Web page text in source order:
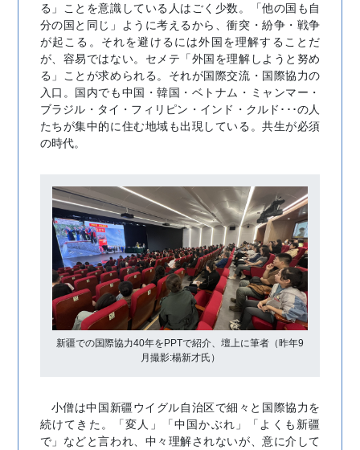
る」ことを意識している人はごく少数。「他の国も自
分の国と同じ」ように考えるから、衝突・紛争・戦争
が起こる。それを避けるには外国を理解することだ
が、容易ではない。セメテ「外国を理解しようと努め
る」ことが求められる。それが国際交流・国際協力の
入口。国内でも中国・韓国・ベトナム・ミャンマー・
ブラジル・タイ・フィリピン・インド・クルド･･･の人
たちが集中的に住む地域も出現している。共生が必須
の時代。
新疆での国際協力40年をPPTで紹介、壇上に筆者（昨年9
月撮影:楊新才氏）
小僧は中国新疆ウイグル自治区で細々と国際協力を
続けてきた。「変人」「中国かぶれ」「よくも新疆
で」などと言われ、中々理解されないが、意に介して